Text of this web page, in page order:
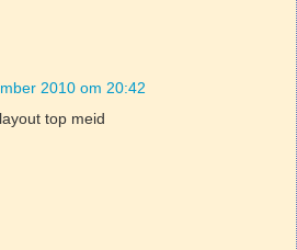
2010 om 20:42
top meid